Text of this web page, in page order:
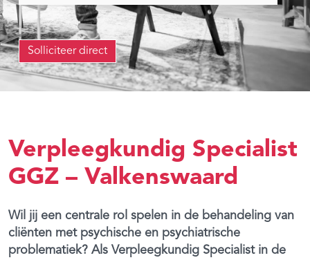
Solliciteer direct
Verpleegkundig Specialist
GGZ – Valkenswaard
Wil jij een centrale rol spelen in de behandeling van
cliënten met psychische en psychiatrische
problematiek? Als Verpleegkundig Specialist in de